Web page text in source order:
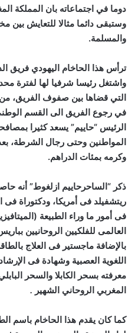
دوما في اجتماعاته بان المملكة
وستبقى دائما مثالا للتعايش بين
والمسلمة.
ترأس هذا الحاخام اليهودي فريق
واشتغل رئيسا شرفيا لها لفترة
التي قضاها بين صفوف الفريق،
في رجوع الفريق الى القسم
الرئيس “حاييم” يسعد كثيرا
المواطنين وحتى رجال الشرطة،
وكرمه بمئات الدراهم.
ذكر “الساحرحاييم ازلغوط” أنه
ريتشفيلد فى أمريكا، ودكتوراة
فى أمور ما وراء الطبيعة
العالمى للفلكيين الروحانيين
بالإضافة ماجستير فى العلاج
اللغوية العصبية وشهادة فى
معرفته بسحر الكابلا والسحر
المغربي الروحاني الشهير .
كما كان يقدم هذا الحاخام باسم